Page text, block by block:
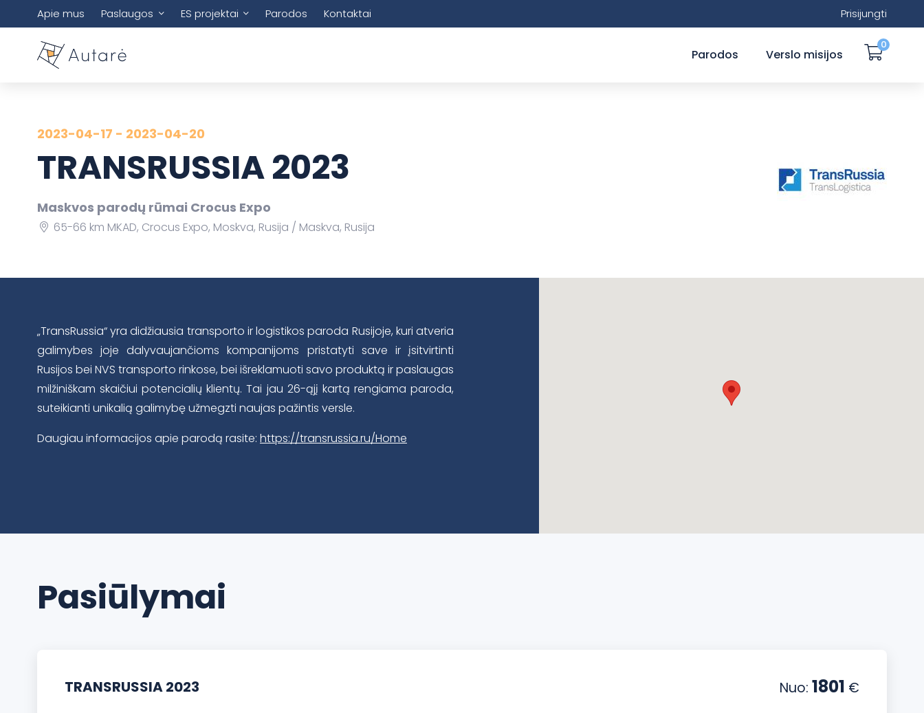
Apie mus Paslaugos ES projektai Parodos Kontaktai Prisijungti
Parodos Verslo misijos
0
2023-04-17 - 2023-04-20
TRANSRUSSIA 2023
Maskvos parodų rūmai Crocus Expo
65-66 km MKAD, Crocus Expo, Moskva, Rusija Maskva, Rusija
„TransRussia“ yra didžiausia transporto ir logistikos paroda Rusijoje, kuri atveria
galimybes joje dalyvaujančioms kompanijoms pristatyti save ir įsitvirtinti
Rusijos bei NVS transporto rinkose, bei išreklamuoti savo produktą ir paslaugas
milžiniškam skaičiui potencialių klientų. Tai jau 26-ąjį kartą rengiama paroda,
suteikianti unikalią galimybę užmegzti naujas pažintis versle.
Daugiau informacijos apie parodą rasite: https://transrussia.ru/Home
Pasiūlymai
TRANSRUSSIA 2023 Nuo: 1801 €